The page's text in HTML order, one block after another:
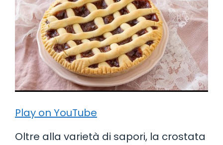
Play on YouTube
Oltre alla varietà di sapori, la crostata